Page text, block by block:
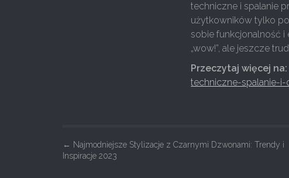
techniczne i spalanie
użytkowników tylko
sobie funkcjonalność
„wow!”, ale jeszcze
Przeczytaj więcej na:
techniczne-spalanie-
P
o
← Najmodniejsze Stylizacje z Czarnymi Dzwonami: Trendy i
Inspiracje 2023